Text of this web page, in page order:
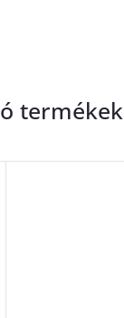
termékek